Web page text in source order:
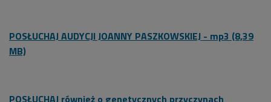
POSŁUCHAJ AUDYCJI JOANNY PASZKOWSKIEJ - mp3 (8,39
MB)
POSŁUCHAJ również o genetycznych przyczynach